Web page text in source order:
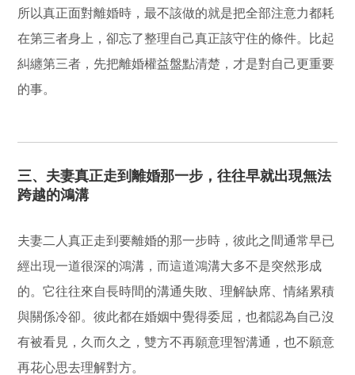
所以真正面對離婚時，最不該做的就是把全部注意力都耗
在第三者身上，卻忘了整理自己真正該守住的條件。比起
糾纏第三者，先把離婚權益盤點清楚，才是對自己更重要
的事。
三、夫妻真正走到離婚那一步，往往早就出現無法
跨越的鴻溝
夫妻二人真正走到要離婚的那一步時，彼此之間通常早已
經出現一道很深的鴻溝，而這道鴻溝大多不是突然形成
的。它往往來自長時間的溝通失敗、理解缺席、情緒累積
與關係冷卻。彼此都在婚姻中覺得委屈，也都認為自己沒
有被看見，久而久之，雙方不再願意理智溝通，也不願意
再花心思去理解對方。